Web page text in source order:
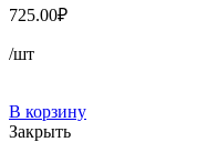
725.00₽
/шт
В корзину
Закрыть